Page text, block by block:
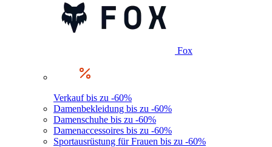
Fox
Verkauf bis zu -60%
Damenbekleidung bis zu -60%
Damenschuhe bis zu -60%
Damenaccessoires bis zu -60%
Sportausrüstung für Frauen bis zu -60%